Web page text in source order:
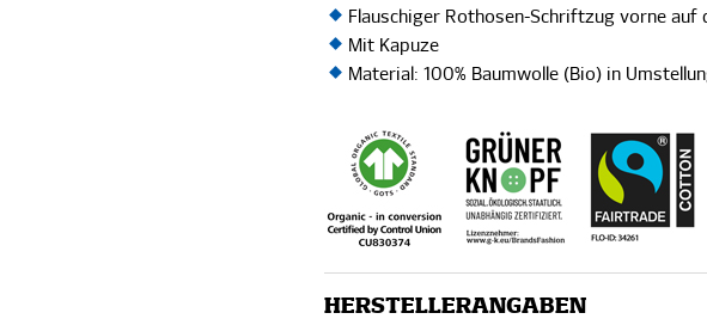
Flauschiger Rothosen-Schriftzug vorne auf
Mit Kapuze
Material: 100% Baumwolle (Bio) in
HERSTELLERANGABEN